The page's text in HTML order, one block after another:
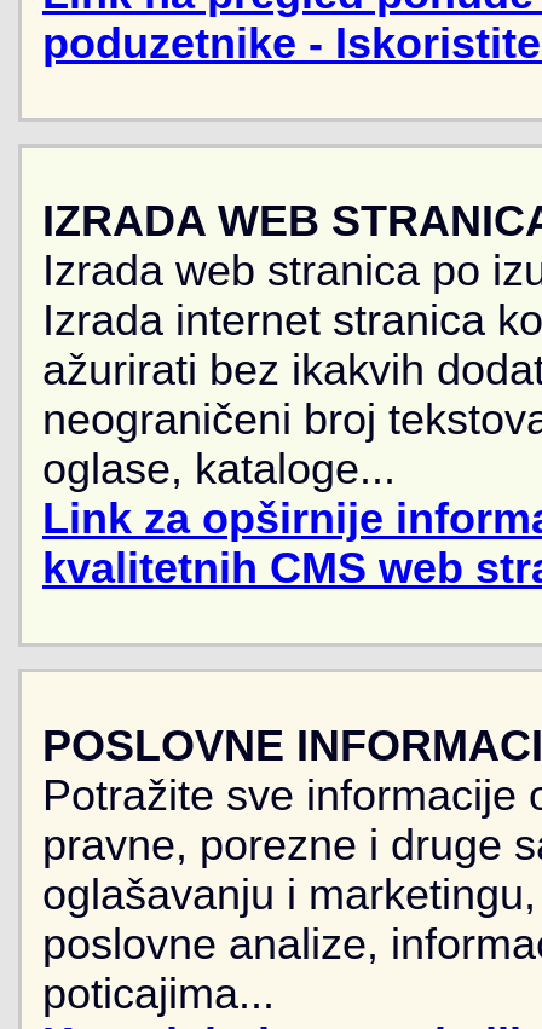
poduzetnike -
IZRADA WEB
Izrada web stranica po
Izrada internet stranica
ažurirati bez ikakvih
neograničeni broj
oglase, kataloge...
Link za opširnije
kvalitetnih CMS web
POSLOVNE
Potražite sve informacije
pravne, porezne i druge
oglašavanju i
poslovne analize,
poticajima...